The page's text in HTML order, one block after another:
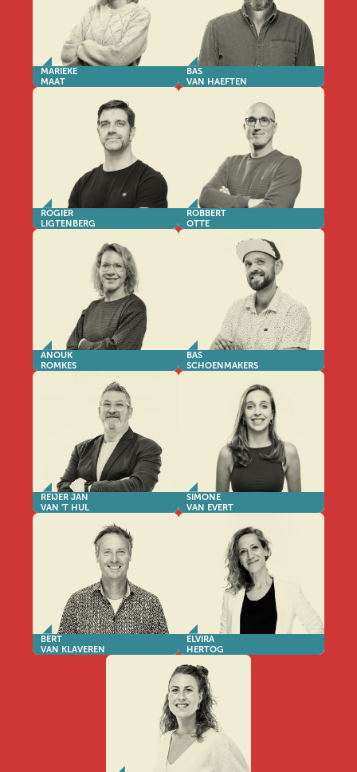
MARIEKE
MAAT
BAS
VAN HAEFTEN
ROGIER
LIGTENBERG
ROBBERT
OTTE
ANOUK
ROMKES
BAS
SCHOENMAKERS
REIJER JAN
VAN 'T HUL
SIMONE
VAN EVERT
BERT
VAN KLAVEREN
ELVIRA
HERTOG